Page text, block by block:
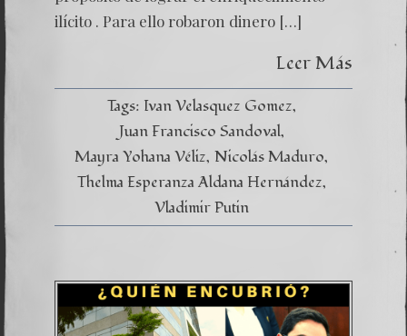
ilícito . Para ello robaron dinero […]
Leer Más
Tags: Ivan Velasquez Gomez
Juan Francisco Sandoval
Mayra Yohana Véliz Nicolás Maduro
Thelma Esperanza Aldana Hernández
Vladimir Putin